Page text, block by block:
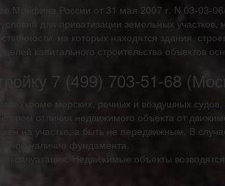
Минфина России от 31 мая 2007 г. N 03-
для приватизации земельных
на которых находятся здания,
капитального строительства объектов
7 (499) 703-51-68
(кроме морских, речных и воздушных
отличия недвижимого объекта от
на участке, а быть не передвижным. В
наличие фундамента.
эксплуатация. Недвижимые объекты